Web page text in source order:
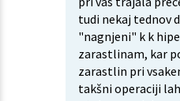
tudi nekaj tednov
"nagnjeni" k k
zarastlinam, kar
zarastlin pri
takšni operaciji